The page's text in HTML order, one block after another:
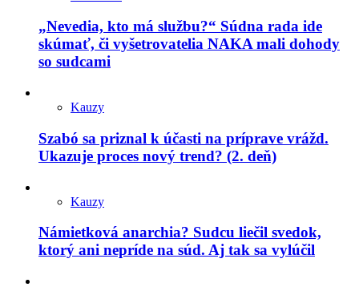
„Nevedia, kto má službu?“ Súdna rada ide
skúmať, či vyšetrovatelia NAKA mali dohody
so sudcami
Kauzy
Szabó sa priznal k účasti na príprave vrážd.
Ukazuje proces nový trend? (2. deň)
Kauzy
Námietková anarchia? Sudcu liečil svedok,
ktorý ani nepríde na súd. Aj tak sa vylúčil